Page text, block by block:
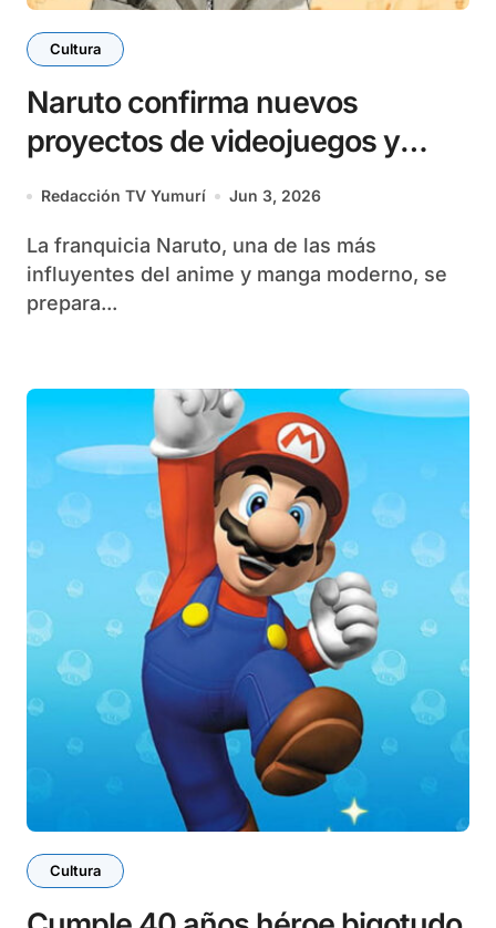
Cultura
Naruto confirma nuevos
proyectos de videojuegos y
animación
Redacción TV Yumurí Jun 3, 2026
La franquicia Naruto, una de las más
influyentes del anime y manga moderno, se
prepara...
Cultura